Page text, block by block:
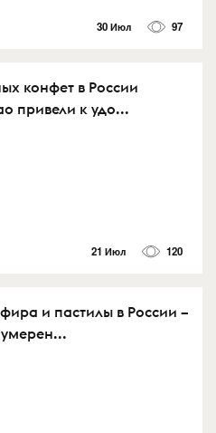
30 Июл 97
конфет в России
привели к удо...
21 Июл 120
и пастилы в России –